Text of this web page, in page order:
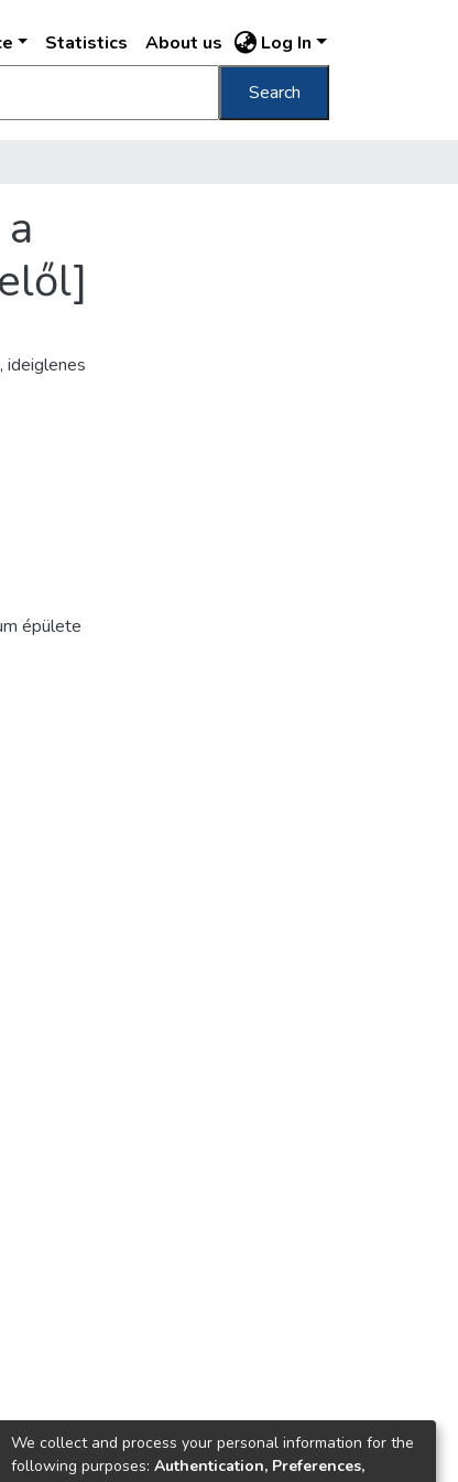
Statistics About us Log In
Search
, ideiglenes
épülete
We collect and process your personal information for the
following purposes: Authentication, Preferences,